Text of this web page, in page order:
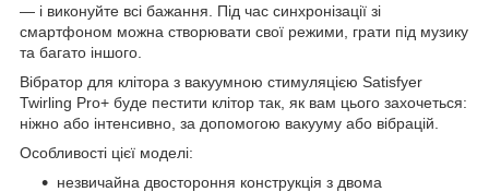
— і виконуйте всі бажання. Під час синхронізації зі
смартфоном можна створювати свої режими, грати під музику
та багато іншого.
Вібратор для клітора з вакуумною стимуляцією Satisfyer
Twirling Pro+ буде пестити клітор так, як вам цього захочеться:
ніжно або інтенсивно, за допомогою вакууму або вібрацій.
Особливості цієї моделі:
незвичайна двостороння конструкція з двома